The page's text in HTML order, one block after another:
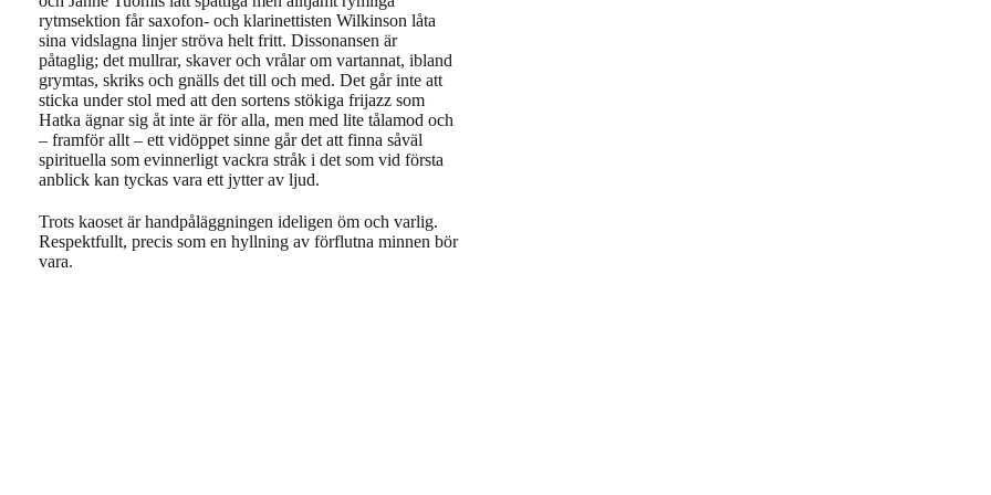
rytmsektion får saxofon- och klarinettisten Wilkinson låta
sina vidslagna linjer ströva helt fritt. Dissonansen är
påtaglig; det mullrar, skaver och vrålar om vartannat, ibland
grymtas, skriks och gnälls det till och med. Det går inte att
sticka under stol med att den sortens stökiga frijazz som
Hatka ägnar sig åt inte är för alla, men med lite tålamod och
– framför allt – ett vidöppet sinne går det att finna såväl
spirituella som evinnerligt vackra stråk i det som vid första
anblick kan tyckas vara ett jytter av ljud.
Trots kaoset är handpåläggningen ideligen öm och varlig.
Respektfullt, precis som en hyllning av förflutna minnen bör
vara.